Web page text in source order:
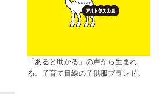
「あると助かる」の声から生まれ
る、子育て目線の子供服ブランド。